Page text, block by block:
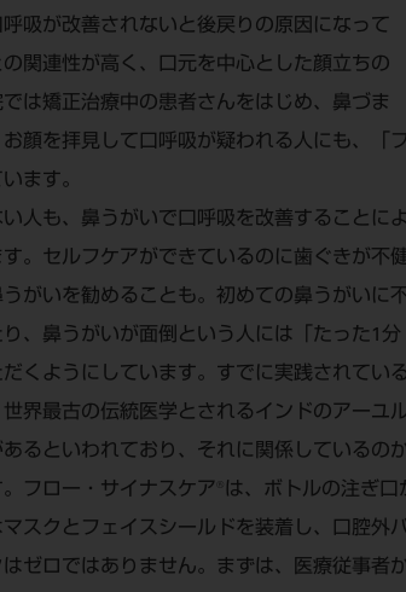
吸が改善されないと後戻りの原因になって
関連性が高く、口元を中心とした顔立ちの
は矯正治療中の患者さんをはじめ、鼻づま
顔を拝見して口呼吸が疑われる人にも、「
ます。
人も、鼻うがいで口呼吸を改善することに
。セルフケアができているのに歯ぐきが不
がいを勧めることも。初めての鼻うがいに
、鼻うがいが面倒という人には「たった1
くようにしています。すでに実践されてい
界最古の伝統医学とされるインドのアーユ
るといわれており、それに関係しているの
フロー・サイナスケア®は、ボトルの注ぎ
スクとフェイスシールドを装着し、口腔外
ゼロではありません。まずは、医療従事者